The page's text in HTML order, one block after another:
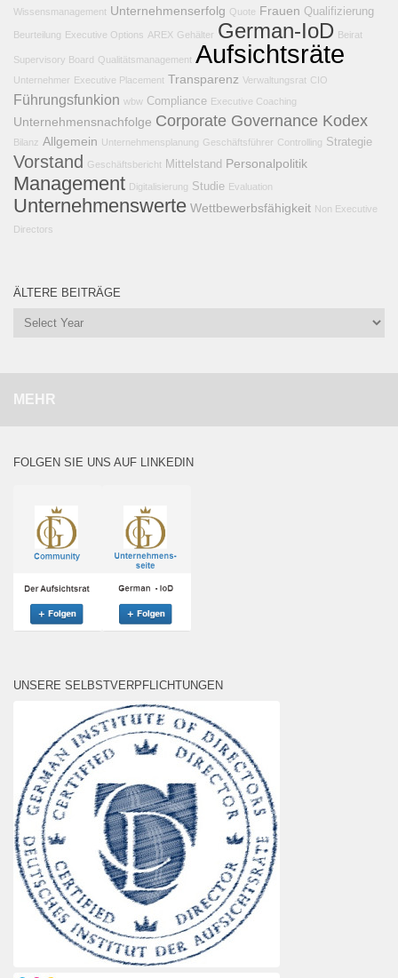
Wissensmanagement Unternehmenserfolg Quote Frauen Qualifizierung
Beurteilung Executive Options AREX Gehälter German-IoD Beirat
Supervisory Board Qualitätsmanagement Aufsichtsräte
Unternehmer Executive Placement Transparenz Verwaltungsrat CIO
Führungsfunkion wbw Compliance Executive Coaching
Unternehmensnachfolge Corporate Governance Kodex
Bilanz Allgemein Unternehmensplanung Geschäftsführer Controlling Strategie
Vorstand Geschäftsbericht Mittelstand Personalpolitik
Management Digitalisierung Studie Evaluation
Unternehmenswerte Wettbewerbsfähigkeit Non Executive
Directors
ÄLTERE BEITRÄGE
MEHR
FOLGEN SIE UNS AUF LINKEDIN
UNSERE SELBSTVERPFLICHTUNGEN